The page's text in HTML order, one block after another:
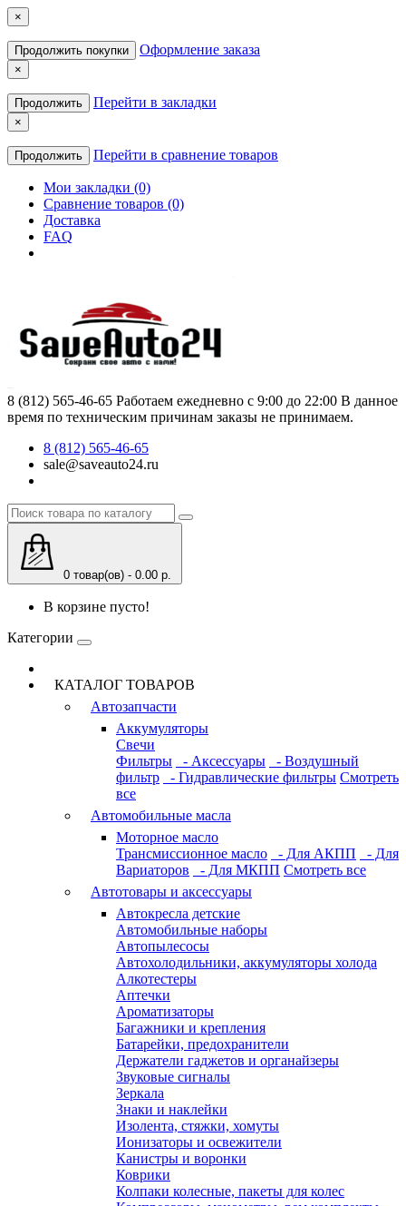
×
Продолжить покупки Оформление заказа
×
Продолжить Перейти в закладки
×
Продолжить Перейти в сравнение товаров
Мои закладки (0)
Сравнение товаров (0)
Доставка
FAQ
8 (812) 565-46-65 Работаем ежедневно с 9:00 до 22:00 В данное
время по техническим причинам заказы не принимаем.
8 (812) 565-46-65
sale@saveauto24.ru
0 товар(ов) - 0.00 р.
В корзине пусто!
Категории
КАТАЛОГ ТОВАРОВ
Автозапчасти
Аккумуляторы
Свечи
Фильтры
- Аксессуары
- Воздушный
фильтр
- Гидравлические фильтры Смотреть
все
Автомобильные масла
Моторное масло
Трансмиссионное масло
- Для АКПП
- Для
Вариаторов
- Для МКПП Смотреть все
Автотовары и аксессуары
Автокресла детские
Автомобильные наборы
Автопылесосы
Автохолодильники, аккумуляторы холода
Алкотестеры
Аптечки
Ароматизаторы
Багажники и крепления
Батарейки, предохранители
Держатели гаджетов и органайзеры
Звуковые сигналы
Зеркала
Знаки и наклейки
Изолента, стяжки, хомуты
Ионизаторы и освежители
Канистры и воронки
Коврики
Колпаки колесные, пакеты для колес